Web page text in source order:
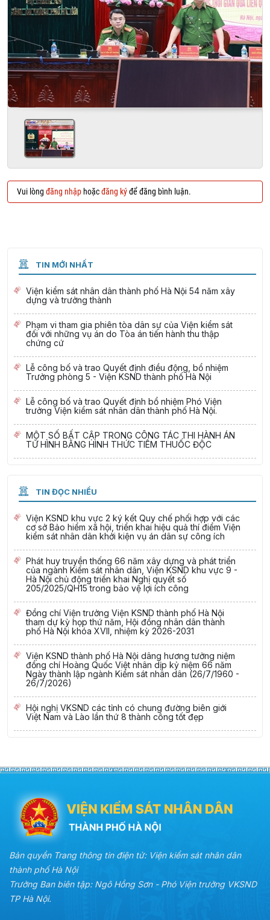
Vui lòng đăng nhập hoặcđăng kýđể đăng bình luận.
TIN MỚI NHẤT
Viện kiểm sát nhân dân thành phố Hà Nội 54 năm xây
dựng và trưởng thành
Phạm vi tham gia phiên tòa dân sự của Viện kiểm sát
đối với những vụ án do Tòa án tiến hành thu thập
chứng cứ
Lễ công bố và trao Quyết định điều động, bổ nhiệm
Trưởng phòng 5 - Viện KSND thành phố Hà Nội
Lễ công bố và trao Quyết định bổ nhiệm Phó Viện
trưởng Viện kiểm sát nhân dân thành phố Hà Nội.
MỘT SỐ BẤT CẬP TRONG CÔNG TÁC THI HÀNH ÁN
TỬ HÌNH BẰNG HÌNH THỨC TIÊM THUỐC ĐỘC
TIN ĐỌC NHIỀU
Viện KSND khu vực 2 ký kết Quy chế phối hợp với các
cơ sở Bảo hiểm xã hội, triển khai hiệu quả thí điểm Viện
kiểm sát nhân dân khởi kiện vụ án dân sự công ích
Phát huy truyền thống 66 năm xây dựng và phát triển
của ngành Kiểm sát nhân dân, Viện KSND khu vực 9 -
Hà Nội chủ động triển khai Nghị quyết số
205/2025/QH15 trong bảo vệ lợi ích công
Đồng chí Viện trưởng Viện KSND thành phố Hà Nội
tham dự kỳ họp thứ năm, Hội đồng nhân dân thành
phố Hà Nội khóa XVII, nhiệm kỳ 2026-2031
Viện KSND thành phố Hà Nội dâng hương tưởng niệm
đồng chí Hoàng Quốc Việt nhân dịp kỷ niệm 66 năm
Ngày thành lập ngành Kiểm sát nhân dân (26/7/1960 -
26/7/2026)
Hội nghị VKSND các tỉnh có chung đường biên giới
Việt Nam và Lào lần thứ 8 thành công tốt đẹp
Bản quyền Trang thông tin điện tử: Viện kiểm sát nhân dân
thành phố Hà Nội
Trưởng Ban biên tập: Ngô Hồng Sơn - Phó Viện trưởng VKSND
TP Hà Nội.